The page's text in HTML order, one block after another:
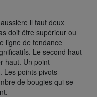
il faut deux
doit être supérieur ou
ligne de tendance
Le second haut
haut. Un point
Les points pivots
de bougies qui se